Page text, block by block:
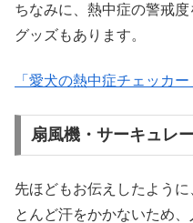
ちなみに、熱中症の警戒
グッズもあります。
「愛犬の熱中症チェッカー
扇風機・サーキュレ
先ほどもお伝えしたよう
とんど汗をかかないため